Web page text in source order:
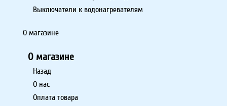
Выключатели к водонагревателям
О магазине
О магазине
Назад
О нас
Оплата товара